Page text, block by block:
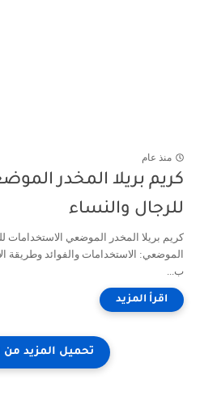
منذ عام
كريم بريلا المخدر
للرجال والنساء
كريم بريلا المخدر الموضعي الاستخدامات
الموضعي: الاستخدامات والفوائد وطريقة
ب...